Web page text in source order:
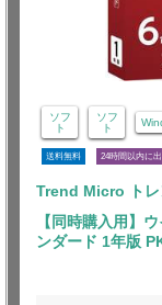
ソフ
ト
ソフ
ト
送料無料 24時間以内に
Trend Micro トレ
【同時購入用】
ンダード 1年版